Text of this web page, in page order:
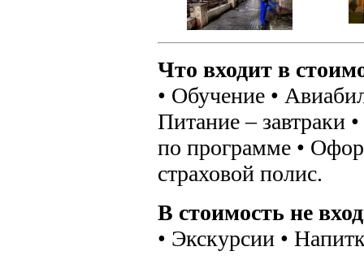
Что входит в
• Обучение •
Питание – завтраки
по программе •
страховой полис.
В стоимость не
• Экскурсии •